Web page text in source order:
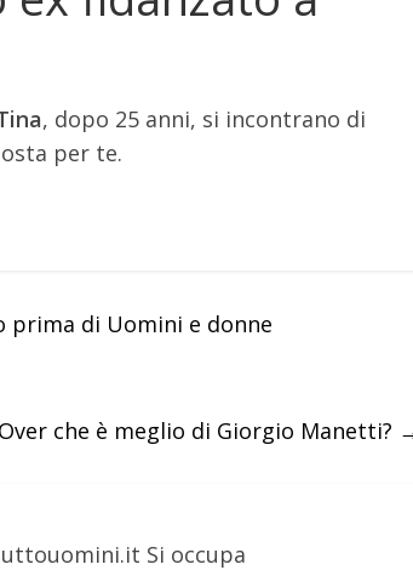
, dopo 25 anni, si incontrano di
per te.
di Uomini e donne
che è meglio di Giorgio Manetti?
Si occupa